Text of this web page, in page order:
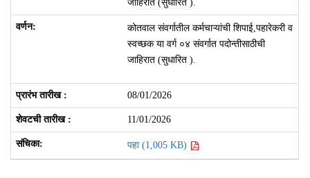
जाहिरात (सुधारित ).
कोतवाल संवर्गातील कर्मचाऱ्यांची शिपाई,पहारेकरी व
स्वच्छक या वर्ग ०४ संवर्गात पदोन्तीसाठीची
जाहिरात (सुधारित ).
08/01/2026
11/01/2026
पहा (1,005 KB)